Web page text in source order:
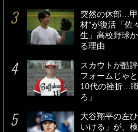
突然の休部…甲
材”が復活「佐
生」高校野球
る理由
スカウトが酷
フォームじゃ
10代の挫折…
ろ」
大谷翔平の左
いける」が、